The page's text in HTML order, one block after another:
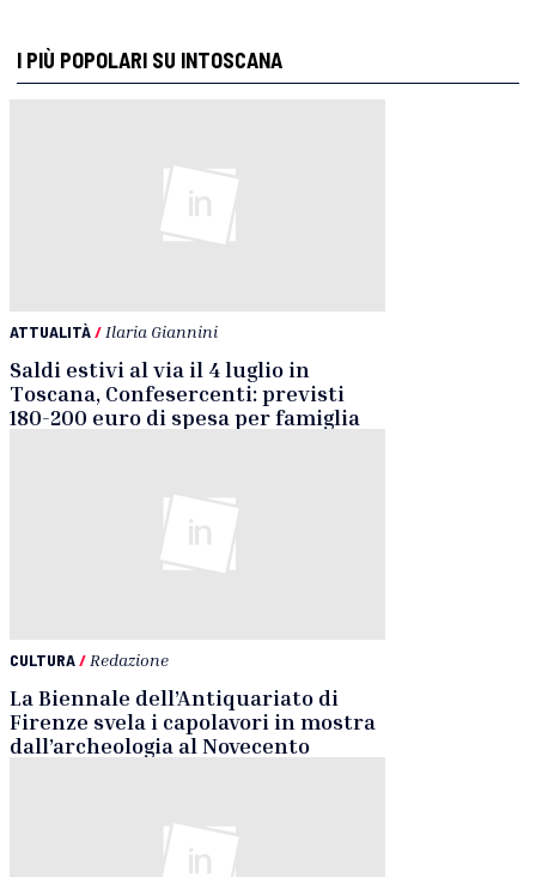
I PIÙ POPOLARI SU INTOSCANA
ATTUALITÀ/ Ilaria Giannini
Saldi estivi al via il 4 luglio in
Toscana, Confesercenti: previsti
180-200 euro di spesa per famiglia
CULTURA/ Redazione
La Biennale dell’Antiquariato di
Firenze svela i capolavori in mostra
dall’archeologia al Novecento